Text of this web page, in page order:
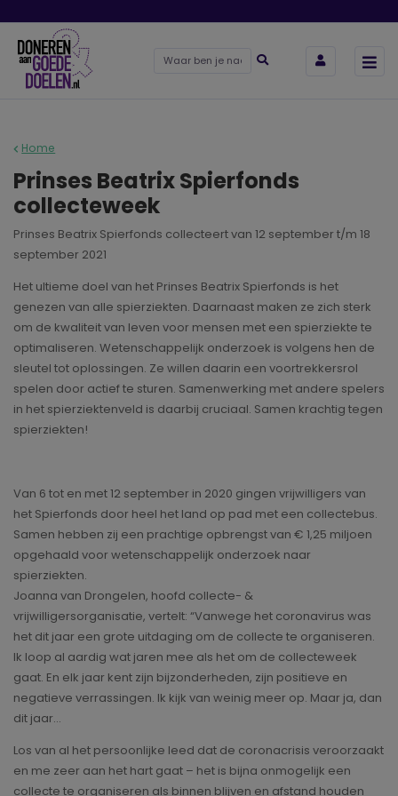
Home
Prinses Beatrix Spierfonds
collecteweek
Prinses Beatrix Spierfonds collecteert van 12 september t/m 18
september 2021
Het ultieme doel van het Prinses Beatrix Spierfonds is het
genezen van alle spierziekten. Daarnaast maken ze zich sterk
om de kwaliteit van leven voor mensen met een spierziekte te
optimaliseren. Wetenschappelijk onderzoek is volgens hen de
sleutel tot oplossingen. Ze willen daarin een voortrekkersrol
spelen door actief te sturen. Samenwerking met andere spelers
in het spierziektenveld is daarbij cruciaal. Samen krachtig tegen
spierziekten!
Van 6 tot en met 12 september in 2020 gingen vrijwilligers van
het Spierfonds door heel het land op pad met een collectebus.
Samen hebben zij een prachtige opbrengst van € 1,25 miljoen
opgehaald voor wetenschappelijk onderzoek naar
spierziekten.
Joanna van Drongelen, hoofd collecte- &
vrijwilligersorganisatie, vertelt: “Vanwege het coronavirus was
het dit jaar een grote uitdaging om de collecte te organiseren.
Ik loop al aardig wat jaren mee als het om de collecteweek
gaat. En elk jaar kent zijn bijzonderheden, zijn positieve en
negatieve verrassingen. Ik kijk van weinig meer op. Maar ja, dan
dit jaar…
Los van al het persoonlijke leed dat de coronacrisis veroorzaakt
en me zeer aan het hart gaat – het is bijna onmogelijk een
collecte te organiseren als binnen blijven en afstand houden